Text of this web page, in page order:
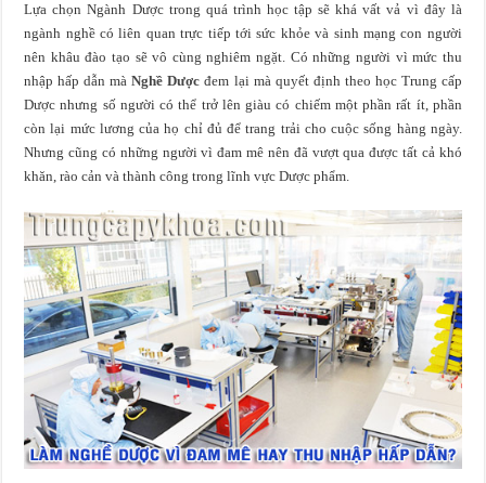
Lựa chọn Ngành Dược trong quá trình học tập sẽ khá vất vả vì đây là
ngành nghề có liên quan trực tiếp tới sức khỏe và sinh mạng con người
nên khâu đào tạo sẽ vô cùng nghiêm ngặt. Có những người vì mức thu
nhập hấp dẫn màNghề Dược đem lại mà quyết định theo học Trung cấp
Dược nhưng số người có thể trở lên giàu có chiếm một phần rất ít, phần
còn lại mức lương của họ chỉ đủ để trang trải cho cuộc sống hàng ngày.
Nhưng cũng có những người vì đam mê nên đã vượt qua được tất cả khó
khăn, rào cản và thành công trong lĩnh vực Dược phẩm.